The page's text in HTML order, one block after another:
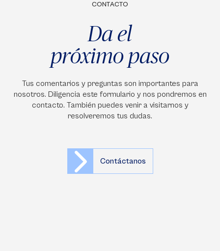
CONTACTO
Da el
próximo paso
Tus comentarios y preguntas son importantes para
nosotros. Diligencia este formulario y nos pondremos en
contacto. También puedes venir a visitarnos y
resolveremos tus dudas.
Contáctanos